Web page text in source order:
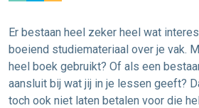
Er bestaan heel zeker heel wat
boeiend studiemateriaal over je vak.
heel boek gebruikt? Of als een
aansluit bij wat jij in je lessen geeft?
toch ook niet laten betalen voor die